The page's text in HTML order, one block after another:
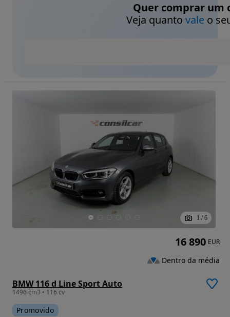
Quer comprar um
Veja quanto valeo
1 / 6
BMW 116 d Line Sport Auto
1496 cm3 • 116 cv
Promovido
16 890 EUR
Dentro da média